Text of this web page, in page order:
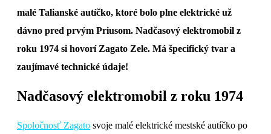
malé Talianské autíčko, ktoré bolo plne elektrické už
dávno pred prvým Priusom. Nadčasový elektromobil z
roku 1974 si hovorí Zagato Zele. Má špecifický tvar a
zaujímavé technické údaje!
Nadčasový elektromobil z roku 1974
Spoločnosť Zagato svoje malé elektrické mestské autíčko po